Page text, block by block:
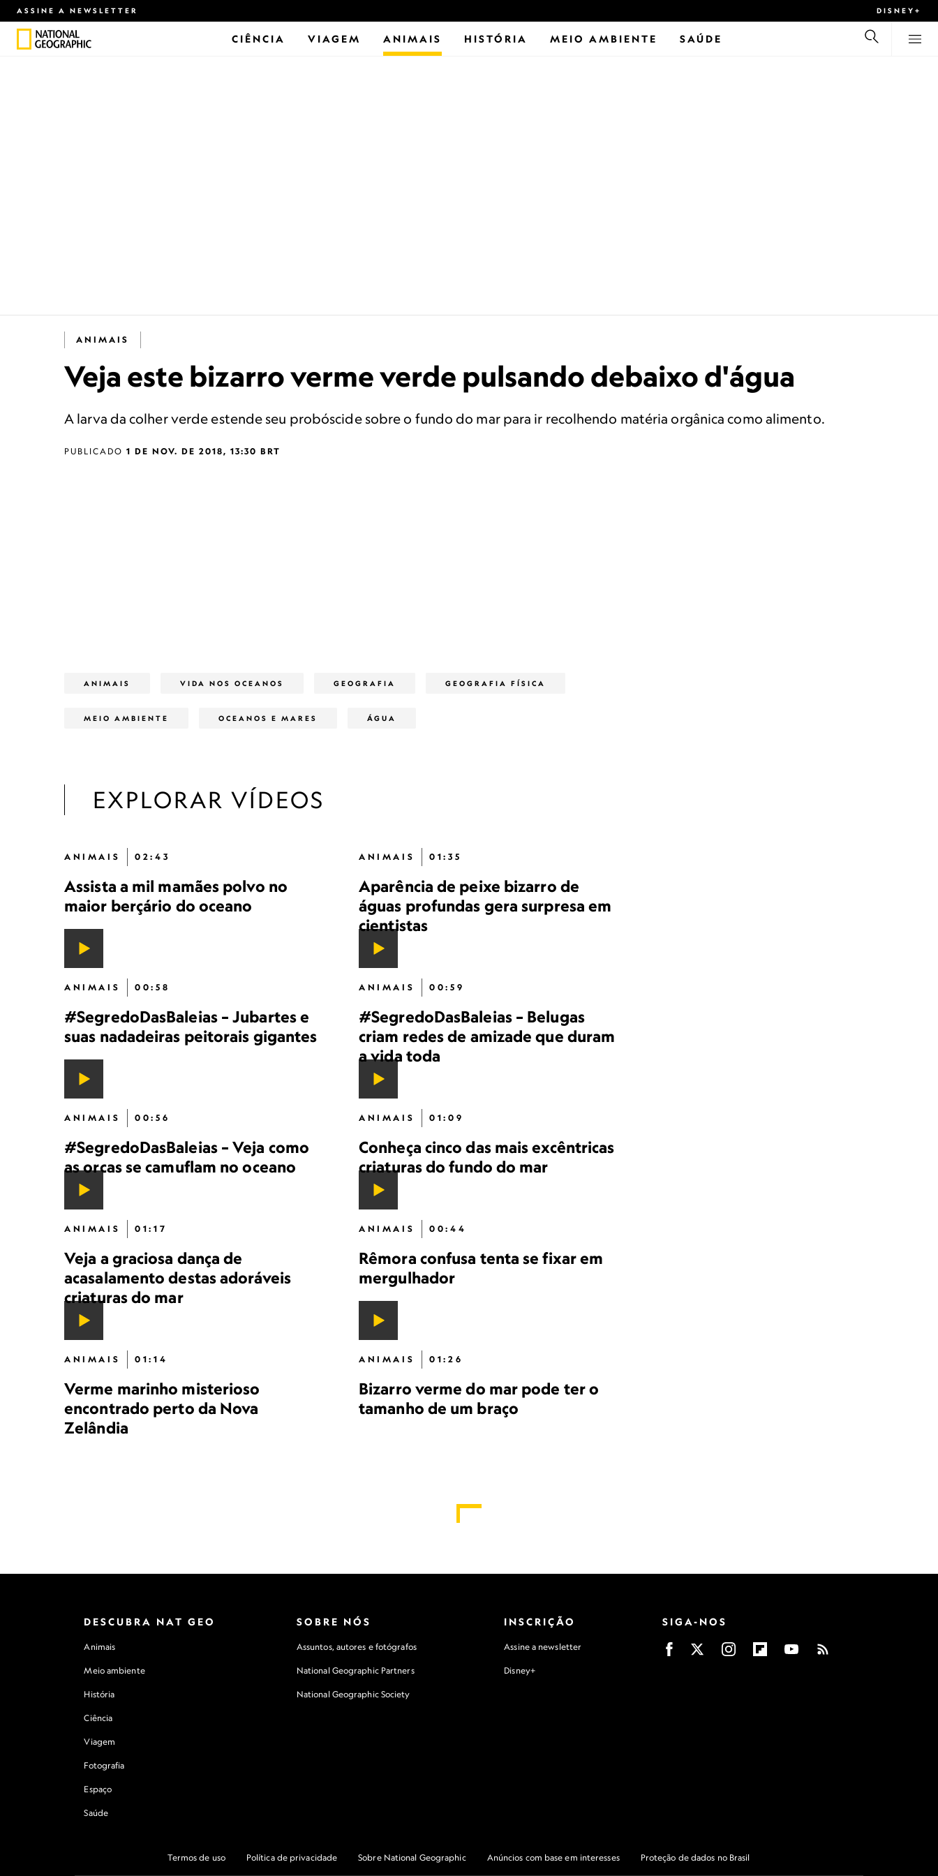
ASSINE A NEWSLETTER DISNEY+
CIÊNCIA VIAGEM ANIMAIS HISTÓRIA MEIO AMBIENTE SAÚDE
ANIMAIS
Veja este bizarro verme verde pulsando debaixo d'água
A larva da colher verde estende seu probóscide sobre o fundo do mar para ir recolhendo matéria orgânica como alimento.
PUBLICADO 1 DE NOV. DE 2018, 13:30 BRT
ANIMAIS VIDA NOS OCEANOS GEOGRAFIA GEOGRAFIA FÍSICA
MEIO AMBIENTE OCEANOS E MARES ÁGUA
EXPLORAR VÍDEOS
ANIMAIS 02:43
Assista a mil mamães polvo no
maior berçário do oceano
ANIMAIS 01:35
Aparência de peixe bizarro de
águas profundas gera surpresa em
cientistas
ANIMAIS 00:58
#SegredoDasBaleias – Jubartes e
suas nadadeiras peitorais gigantes
ANIMAIS 00:59
#SegredoDasBaleias – Belugas
criam redes de amizade que duram
a vida toda
ANIMAIS 00:56
#SegredoDasBaleias – Veja como
as orcas se camuflam no oceano
ANIMAIS 01:09
Conheça cinco das mais excêntricas
criaturas do fundo do mar
ANIMAIS 01:17
Veja a graciosa dança de
acasalamento destas adoráveis
criaturas do mar
ANIMAIS 00:44
Rêmora confusa tenta se fixar em
mergulhador
ANIMAIS 01:14
Verme marinho misterioso
encontrado perto da Nova
Zelândia
ANIMAIS 01:26
Bizarro verme do mar pode ter o
tamanho de um braço
DESCUBRA NAT GEO
Animais
Meio ambiente
História
Ciência
Viagem
Fotografia
Espaço
Saúde
SOBRE NÓS
Assuntos, autores e fotógrafos
National Geographic Partners
National Geographic Society
INSCRIÇÃO
Assine a newsletter
Disney+
SIGA-NOS
Termos de uso Política de privacidade Sobre National Geographic Anúncios com base em interesses Proteção de dados no Brasil